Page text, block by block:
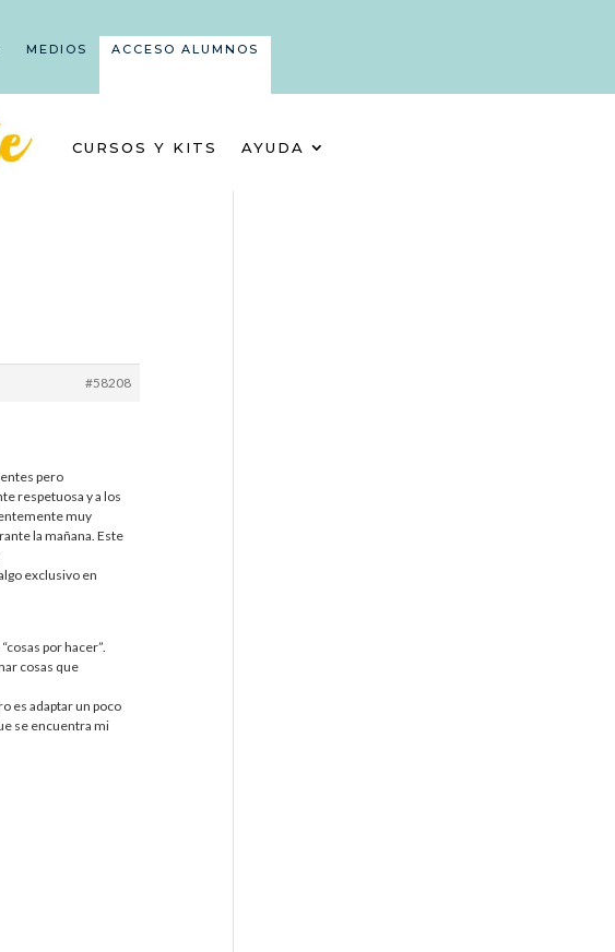
MEDIOS ACCESO ALUMNOS
CURSOS Y KITS AYUDA
#58208
pero
respetuosa y a los
muy
la mañana. Este
exclusivo en
por hacer”.
cosas que
es adaptar un poco
se encuentra mi